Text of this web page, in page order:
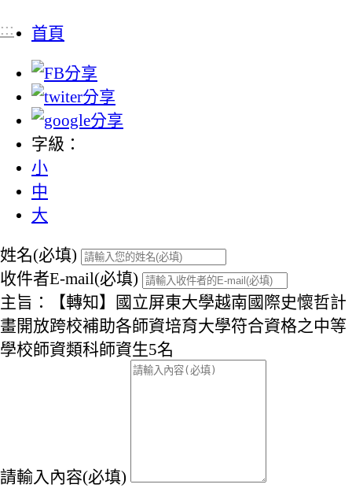
::: 首頁
字級：
小
中
大
姓名(必填)
收件者E-mail(必填)
主旨：【轉知】國立屏東大學越南國際史懷哲計
畫開放跨校補助各師資培育大學符合資格之中等
學校師資類科師資生5名
請輸入內容(必填)